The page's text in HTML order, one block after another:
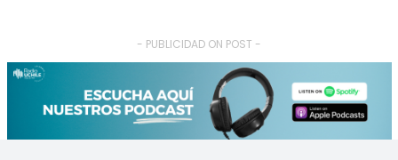
- PUBLICIDAD ON POST -